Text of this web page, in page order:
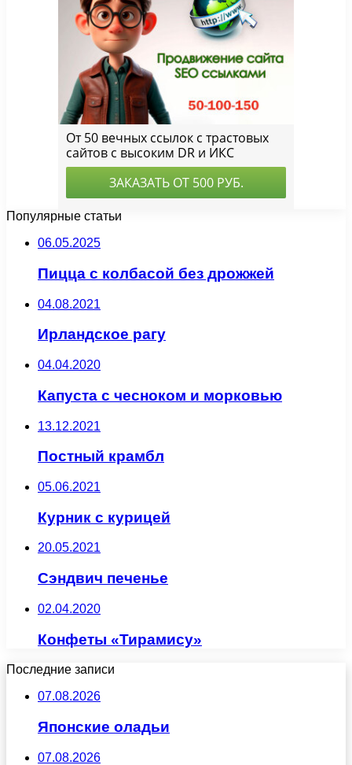
Популярные статьи
06.05.2025
Пицца с колбасой без дрожжей
04.08.2021
Ирландское рагу
04.04.2020
Капуста с чесноком и морковью
13.12.2021
Постный крамбл
05.06.2021
Курник с курицей
20.05.2021
Сэндвич печенье
02.04.2020
Конфеты «Тирамису»
Последние записи
07.08.2026
Японские оладьи
07.08.2026